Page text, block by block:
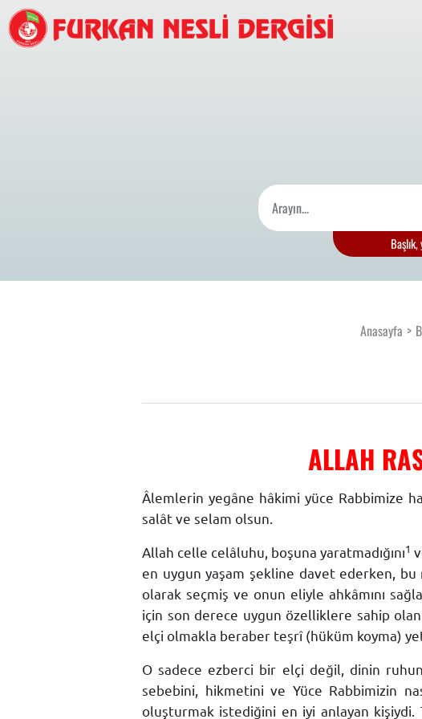
Anasayfa
ALLAH
Âlemlerin yegâne hâkimi yüce Rabbimize
salât ve selam olsun.
Allah celle celâluhu, boşuna yaratmadığını1
en uygun yaşam şekline davet ederken,
olarak seçmiş ve onun eliyle ahkâmını
için son derece uygun özelliklere sahip
elçi olmakla beraber teşrî (hüküm koyma)
O sadece ezberci bir elçi değil, dinin
sebebini, hikmetini ve Yüce Rabbimizin
oluşturmak istediğini en iyi anlayan